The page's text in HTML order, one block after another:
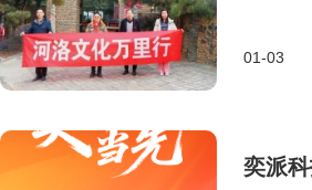
01-03
奕派